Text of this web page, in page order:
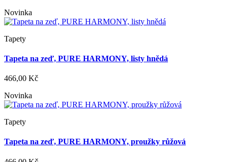
Novinka
Tapety
Tapeta na zeď, PURE HARMONY, listy hnědá
466,00 Kč
Novinka
Tapety
Tapeta na zeď, PURE HARMONY, proužky růžová